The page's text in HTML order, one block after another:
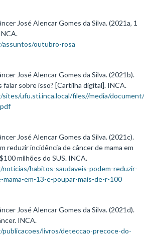
José Alencar Gomes da Silva. (2021a, 1
outubro-rosa
José Alencar Gomes da Silva. (2021b).
falar sobre isso? [Cartilha digital]. INCA.
ufu.sti.inca.local/files//media/
José Alencar Gomes da Silva. (2021c).
reduzir incidência de câncer de mama em
milhões do SUS. INCA.
habitos-saudaveis-podem-reduzir-
em-13-e-poupar-mais-de-r-100
José Alencar Gomes da Silva. (2021d).
INCA.
livros/deteccao-precoce-do-